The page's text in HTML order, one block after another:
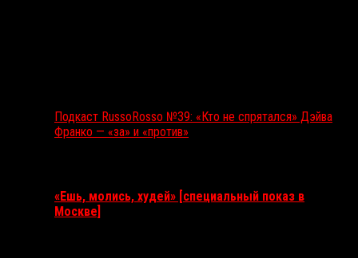
Подкаст RussoRosso №39: «Кто не спрятался» Дэйва
Франко — «за» и «против»
«Ешь, молись, худей» [специальный показ в
Москве]